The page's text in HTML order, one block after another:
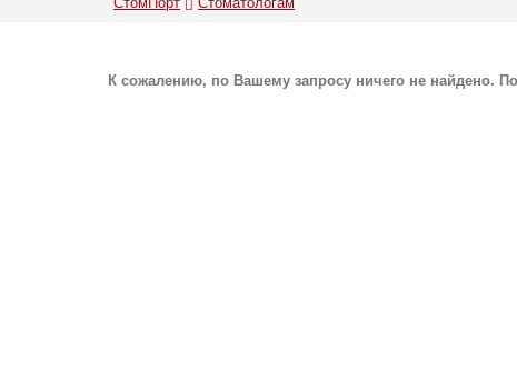
К сожалению, по Вашему запросу ничего не найдено.